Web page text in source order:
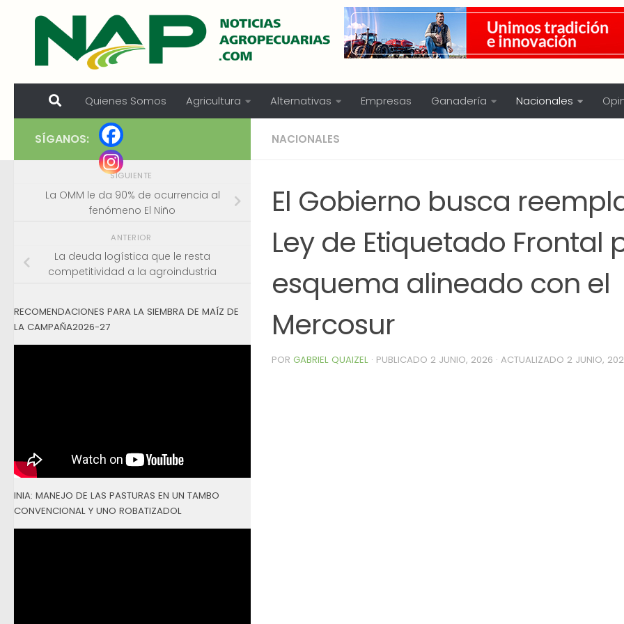
Skip to content
Quienes Somos Agricultura Alternativas Empresas Ganadería Nacionales
NACIONALES
El Gobierno busca
Ley de Etiquetado Frontal
esquema alineado con el
Mercosur
POR GABRIEL QUAIZEL · PUBLICADO 2 JUNIO, 2026 · ACTUALIZADO 2 JUNIO,
SÍGANOS:
SIGUIENTE
La OMM le da 90% de ocurrencia al
fenómeno El Niño
ANTERIOR
La deuda logística que le resta
competitividad a la agroindustria
RECOMENDACIONES PARA LA SIEMBRA DE MAÍZ DE
LA CAMPAÑA2026-27
INIA: MANEJO DE LAS PASTURAS EN UN TAMBO
CONVENCIONAL Y UNO ROBATIZADOL